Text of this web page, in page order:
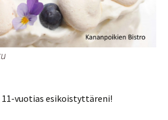
11-vuotias esikoistyttäreni!